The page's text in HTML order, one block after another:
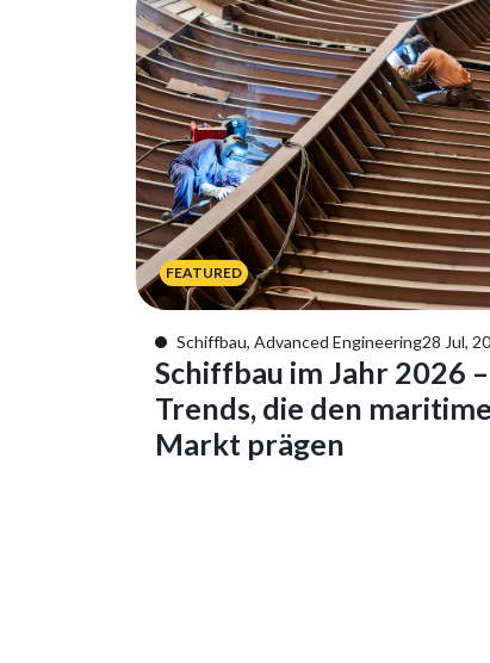
FEATURED
Schiffbau, Advanced Engineering28 Jul,
Schiffbau im Jahr 2026
Trends, die den
Markt prägen